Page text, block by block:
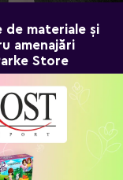
de materiale și
amenajări
Store